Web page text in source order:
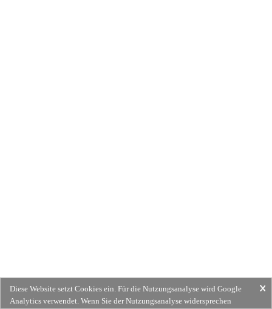
Diese Website setzt Cookies ein. Für die Nutzungsanalyse wird Google
Analytics verwendet. Wenn Sie der Nutzungsanalyse widersprechen